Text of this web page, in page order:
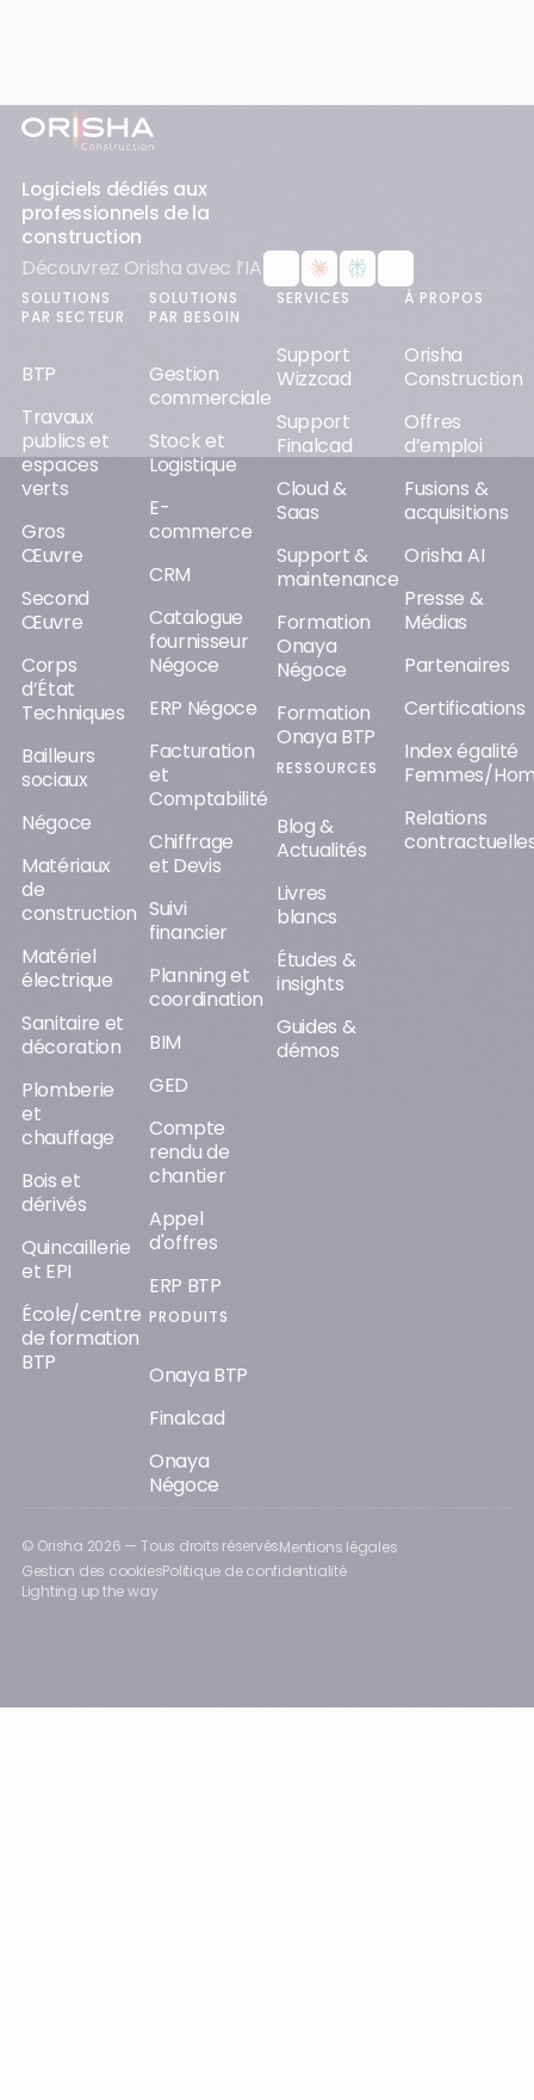
Pied-de-page
Logiciels dédiés aux
professionnels de la
construction
Découvrez Orisha avec l’IA
SOLUTIONS
PAR SECTEUR
BTP
Travaux
publics et
espaces
verts
Gros
Œuvre
Second
Œuvre
Corps
d’État
Techniques
Bailleurs
sociaux
Négoce
Matériaux
de
construction
Matériel
électrique
Sanitaire et
décoration
Plomberie
et
chauffage
Bois et
dérivés
Quincaillerie
et EPI
École/centre
de formation
BTP
SOLUTIONS
PAR BESOIN
Gestion
commerciale
Stock et
Logistique
E-
commerce
CRM
Catalogue
fournisseur
Négoce
ERP Négoce
Facturation
et
Comptabilité
Chiffrage
et Devis
Suivi
financier
Planning et
coordination
BIM
GED
Compte
rendu de
chantier
Appel
d'offres
ERP BTP
PRODUITS
Onaya BTP
Finalcad
Onaya
Négoce
SERVICES
Support
Wizzcad
Support
Finalcad
Cloud &
Saas
Support &
maintenance
Formation
Onaya
Négoce
Formation
Onaya BTP
RESSOURCES
Blog &
Actualités
Livres
blancs
Études &
insights
Guides &
démos
À PROPOS
Orisha
Construction
Offres
d’emploi
Fusions &
acquisitions
Orisha AI
Presse &
Médias
Partenaires
Certifications
Index égalité
Femmes/
Relations
© Orisha 2026 — Tous droits réservésMentions légales
Gestion des cookiesPolitique de confidentialité
Lighting up the way